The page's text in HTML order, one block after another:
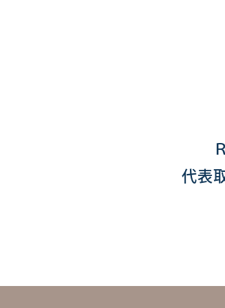
代表